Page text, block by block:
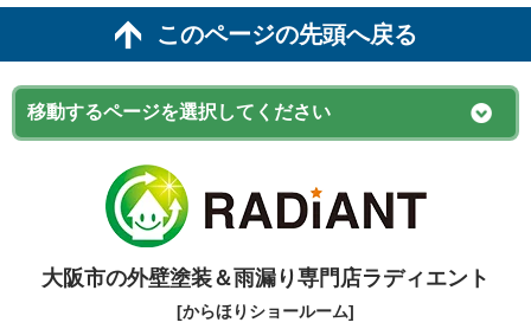
このページの先頭へ戻る
大阪市の外壁塗装＆雨漏り専門店ラディエント
[からほりショールーム]